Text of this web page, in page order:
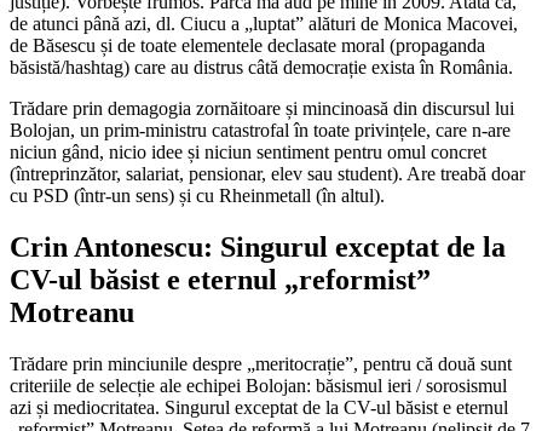
de atunci până azi, dl. Ciucu a „luptat” alături de Monica Macovei,
de Băsescu și de toate elementele declasate moral (propaganda
băsistă/hashtag) care au distrus câtă democrație exista în România.
Trădare prin demagogia zornăitoare și mincinoasă din discursul lui
Bolojan, un prim-ministru catastrofal în toate privințele, care n-are
niciun gând, nicio idee și niciun sentiment pentru omul concret
(întreprinzător, salariat, pensionar, elev sau student). Are treabă doar
cu PSD (într-un sens) și cu Rheinmetall (în altul).
Crin Antonescu: Singurul exceptat de la
CV-ul băsist e eternul „reformist”
Motreanu
Trădare prin minciunile despre „meritocrație”, pentru că două sunt
criteriile de selecție ale echipei Bolojan: băsismul ieri / sorosismul
azi și mediocritatea. Singurul exceptat de la CV-ul băsist e eternul